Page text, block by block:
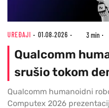
UREĐAJI 01.08.2026 3 min
Qualcomm
srušio tokom
Qualcomm humanoidni
Computex 2026